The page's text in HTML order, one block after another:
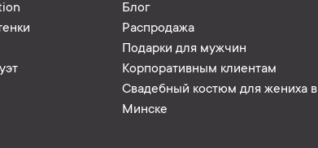
Блог
Распродажа
Подарки для мужчин
Корпоративным клиентам
Свадебный костюм для жениха в
Минске